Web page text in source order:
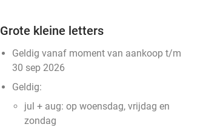
Grote kleine letters
Geldig vanaf moment van aankoop t/m
30 sep 2026
Geldig:
jul + aug: op woensdag, vrijdag en
zondag